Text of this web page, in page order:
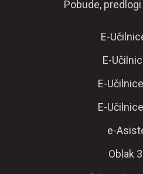
Pobude,
E-
E-
E-
E-
e-
Oblak